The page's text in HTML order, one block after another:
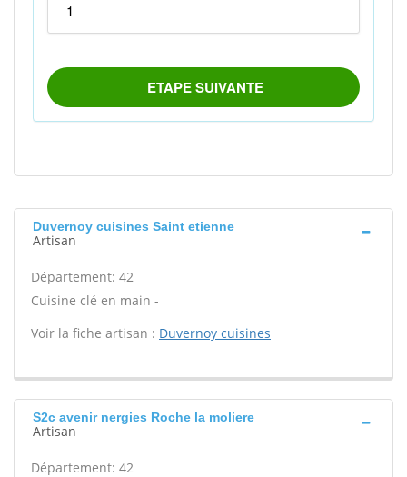
Duvernoy cuisines Saint etienne
Artisan
Département: 42
Cuisine clé en main -
Voir la fiche artisan : Duvernoy cuisines
S2c avenir nergies Roche la moliere
Artisan
Département: 42